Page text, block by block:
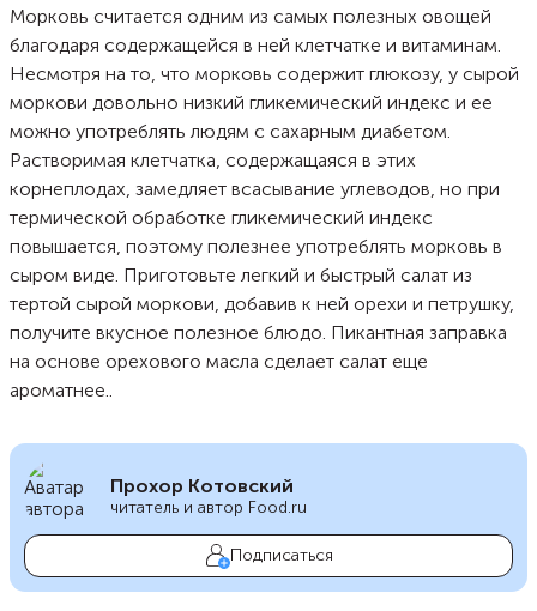
Морковь считается одним из самых полезных овощей
благодаря содержащейся в ней клетчатке и витаминам.
Несмотря на то, что морковь содержит глюкозу, у сырой
моркови довольно низкий гликемический индекс и ее
можно употреблять людям с сахарным диабетом.
Растворимая клетчатка, содержащаяся в этих
корнеплодах, замедляет всасывание углеводов, но при
термической обработке гликемический индекс
повышается, поэтому полезнее употреблять морковь в
сыром виде. Приготовьте легкий и быстрый салат из
тертой сырой моркови, добавив к ней орехи и петрушку,
получите вкусное полезное блюдо. Пикантная заправка
на основе орехового масла сделает салат еще
ароматнее..
Прохор Котовский
читатель и автор Food.ru
Подписаться